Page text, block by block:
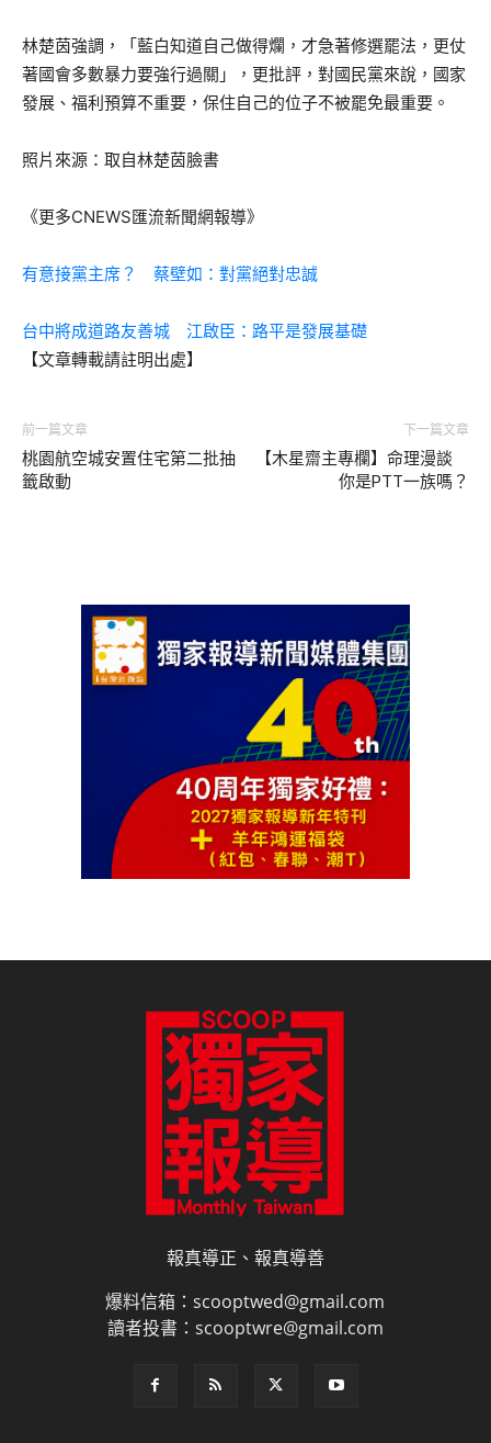
林楚茵強調，「藍白知道自己做得爛，才急著修選罷法，更仗
著國會多數暴力要強行過關」，更批評，對國民黨來說，國家
發展、福利預算不重要，保住自己的位子不被罷免最重要。
照片來源：取自林楚茵臉書
《更多CNEWS匯流新聞網報導》
有意接黨主席？ 蔡壁如：對黨絕對忠誠
台中將成道路友善城 江啟臣：路平是發展基礎
【文章轉載請註明出處】
前一篇文章
桃園航空城安置住宅第二批抽
籤啟動
下一篇文章
【木星齋主專欄】命理漫談
你是PTT一族嗎？
報真導正、報真導善
爆料信箱：scooptwed@gmail.com
讀者投書：scooptwre@gmail.com